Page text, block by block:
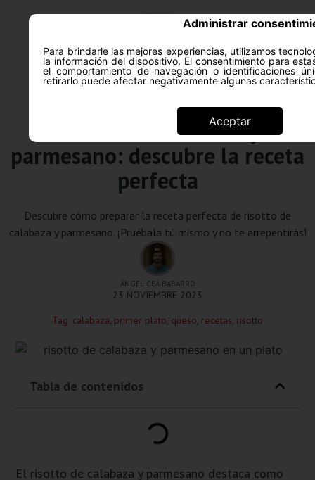
Administrar
Para brindarle las mejores experiencias, utilizamos
la información del dispositivo. El consentimiento para
el comportamiento de navegación o identificaciones
retirarlo puede afectar negativamente algunas
Aceptar
Risotto de calabaza y
parmesano: descubre la receta
perfecta
Descubre cómo preparar la receta perfecta de risotto de
calabaza y parmesano. ¡Pruébala tú mismo y no te arrepentirás!
ÁNGEL CEA BABARRO
23 NOVIEMBRE 2023
Tag: calabaza primer plato queso recetas risotto
Tabla de contenidos
El risotto de calabaza y parmesano destaca como